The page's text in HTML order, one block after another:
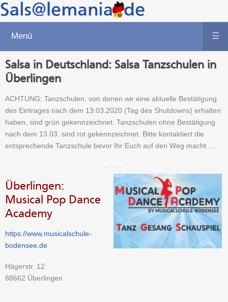
Menü ☰
Salsa in Deutschland: Salsa Tanzschulen in
Überlingen
ACHTUNG: Tanzschulen, von denen wir eine aktuelle Bestätigung
des Eintrages nach dem 13.03.2020 (Tag des Shutdowns) erhalten
haben, sind grün gekennzeichnet. Tanzschulen ohne Bestätigung
nach dem 13.03. sind rot gekennzeichnet. Bitte kontaktiert die
entsprechende Tanzschule bevor Ihr Euch auf den Weg macht ...
Überlingen:
Musical Pop Dance
Academy
https://www.musicalschule-
bodensee.de
Hägerstr. 12
88662 Überlingen